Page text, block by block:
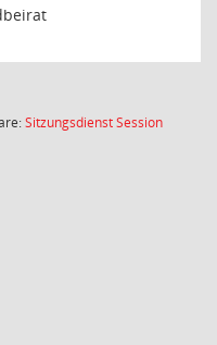
SitzungsdienstSession(Wird in